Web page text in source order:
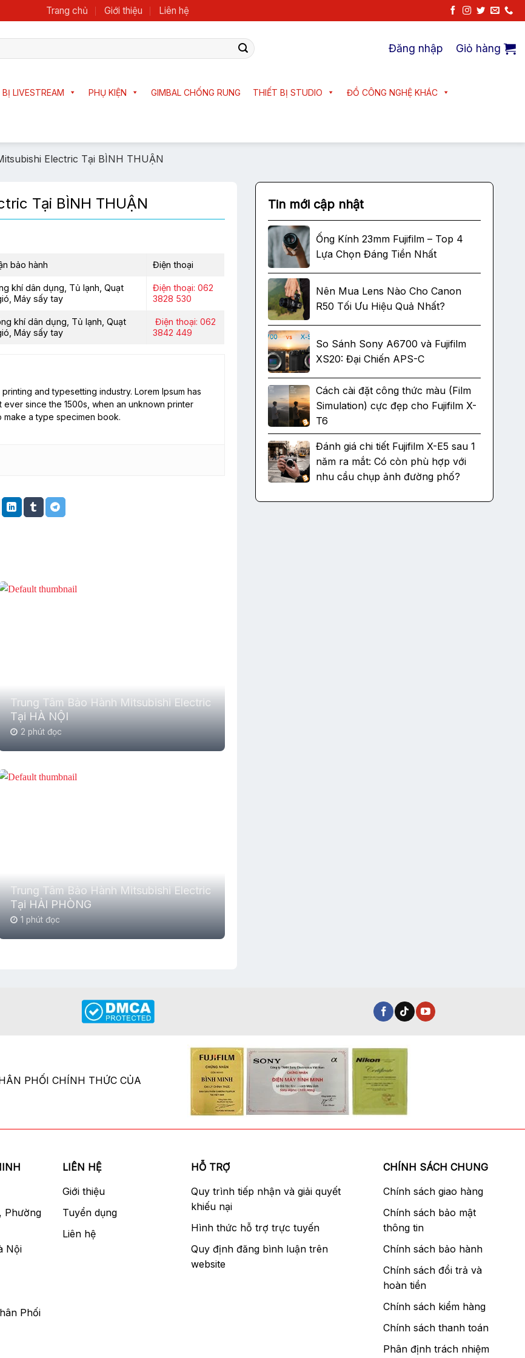
Trang chủ Giới thiệu Liên hệ
Đăng nhập Giỏ hàng
LIVESTREAM PHỤ KIỆN GIMBAL CHỐNG RUNG THIẾT BỊ STUDIO ĐỒ CÔNG NGHỆ KHÁC
Electric Tại BÌNH THUẬN
Tại BÌNH THUẬN
bảo hành Điện thoại
khí dân dụng, Tủ lạnh, Quạt
Máy sấy tay
Điện thoại: 062
3828 530
khí dân dụng, Tủ lạnh, Quạt
Máy sấy tay
Điện thoại: 062
3842 449
and typesetting industry. Lorem Ipsum has
ever since the 1500s, when an unknown printer
a type specimen book.
Trung Tâm Bảo Hành Mitsubishi Electric
Tại HÀ NỘI
2 phút đọc
Trung Tâm Bảo Hành Mitsubishi Electric
Tại HẢI PHÒNG
1 phút đọc
Tin mới cập nhật
Ống Kính 23mm Fujifilm – Top 4
Lựa Chọn Đáng Tiền Nhất
Nên Mua Lens Nào Cho Canon
R50 Tối Ưu Hiệu Quả Nhất?
So Sánh Sony A6700 và Fujifilm
XS20: Đại Chiến APS-C
Cách cài đặt công thức màu (Film
Simulation) cực đẹp cho Fujifilm X-
T6
Đánh giá chi tiết Fujifilm X-E5 sau 1
năm ra mắt: Có còn phù hợp với
nhu cầu chụp ảnh đường phố?
PHỐI CHÍNH THỨC CỦA
Phường
Nội
Phối
LIÊN HỆ
Giới thiệu
Tuyển dụng
Liên hệ
HỖ TRỢ
Quy trình tiếp nhận và giải quyết
khiếu nại
Hình thức hỗ trợ trực tuyến
Quy định đăng bình luận trên
website
CHÍNH SÁCH CHUNG
Chính sách giao hàng
Chính sách bảo mật
thông tin
Chính sách bảo hành
Chính sách đổi trả và
hoàn tiền
Chính sách kiểm hàng
Chính sách thanh toán
Phân định trách nhiệm